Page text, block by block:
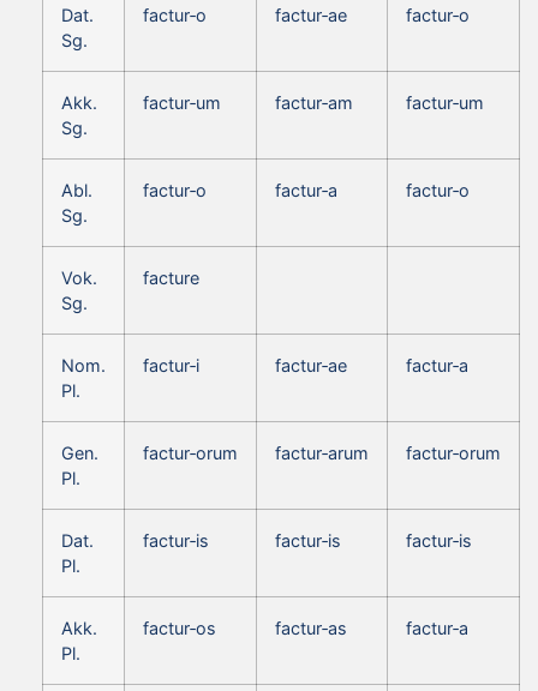
Dat.
Sg.
factur‑o factur‑ae factur‑o
Akk.
Sg.
factur‑um factur‑am factur‑um
Abl.
Sg.
factur‑o factur‑a factur‑o
Vok.
Sg.
facture
Nom.
Pl.
factur‑i factur‑ae factur‑a
Gen.
Pl.
factur‑orum factur‑arum factur‑orum
Dat.
Pl.
factur‑is factur‑is factur‑is
Akk.
Pl.
factur‑os factur‑as factur‑a